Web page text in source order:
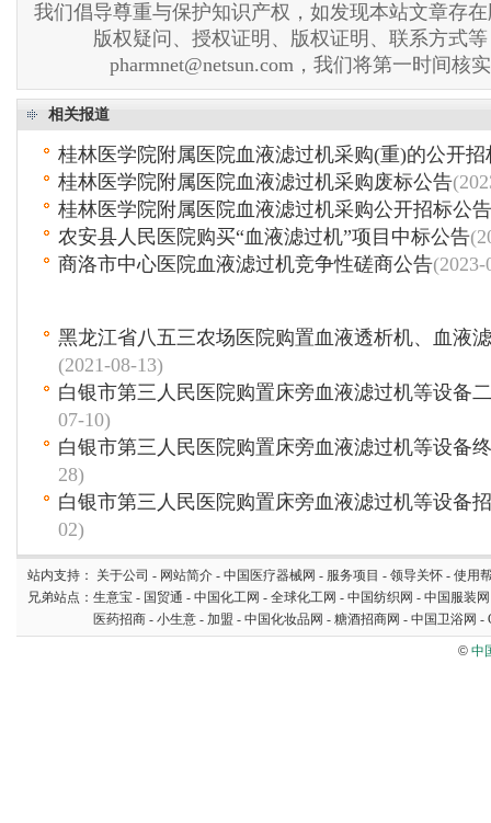
我们倡导尊重与保护知识产权，如发现本站文章存
版权疑问、授权证明、版权证明、联系方式
pharmnet@netsun.com，我们将第一时间核
相关报道
桂林医学院附属医院血液滤过机采购(重)的公开招
桂林医学院附属医院血液滤过机采购废标公告
桂林医学院附属医院血液滤过机采购公开招标公告
农安县人民医院购买“血液滤过机”项目中标公告
商洛市中心医院血液滤过机竞争性磋商公告(2023-
黑龙江省八五三农场医院购置血液透析机、血液
(2021-08-13)
白银市第三人民医院购置床旁血液滤过机等设备
07-10)
白银市第三人民医院购置床旁血液滤过机等设备
28)
白银市第三人民医院购置床旁血液滤过机等设备
02)
站内支持： 关于公司 - 网站简介 - 中国医疗器械网 - 服务项目 - 领导关怀 - 使用
兄弟站点： 生意宝 - 国贸通 - 中国化工网 - 全球化工网 - 中国纺织网 - 中国服装网
医药招商 - 小生意 - 加盟 - 中国化妆品网 - 糖酒招商网 - 中国卫浴网 -
© 中